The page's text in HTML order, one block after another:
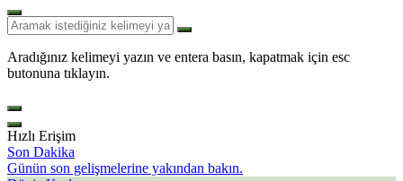
Aradığınız kelimeyi yazın ve entera basın, kapatmak için esc
butonuna tıklayın.
Hızlı Erişim
Son Dakika
Günün son gelişmelerine yakından bakın.